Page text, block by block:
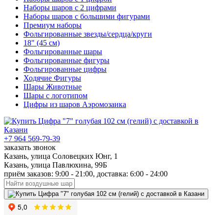
Наборы шаров с 2 цифрами
Наборы шаров с большими фигурами
Премиум наборы
Фольгированные звезды/сердца/круги
18" (45 см)
Фольгированные шары
Фольгированные фигуры
Фольгированные цифры
Ходячие Фигуры
Шары Животные
Шары с логотипом
Цифры из шаров Аэромозаика
+7 964 569-79-39
заказать звонок
Казань, улица Соловецких Юнг, 1
Казань, улица Павлюхина, 99Б
приём заказов: 9:00 - 21:00, доставка: 6:00 - 24:00